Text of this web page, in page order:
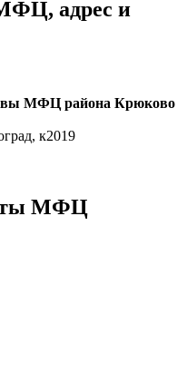
адрес и
МФЦ района Крюково
к2019
МФЦ